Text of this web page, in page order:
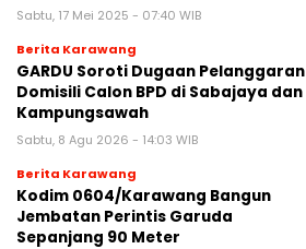
Sabtu, 17 Mei 2025 - 07:40 WIB
Berita Karawang
GARDU Soroti Dugaan Pelanggaran
Domisili Calon BPD di Sabajaya dan
Kampungsawah
Sabtu, 8 Agu 2026 - 14:03 WIB
Berita Karawang
Kodim 0604/Karawang Bangun
Jembatan Perintis Garuda
Sepanjang 90 Meter